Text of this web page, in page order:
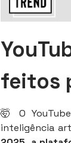
feitos
🤯 O
inteligência